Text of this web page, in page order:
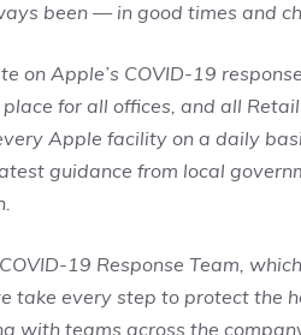
been — in good times and
on Apple’s COVID-19
for all offices, and all
Apple facility on a daily
guidance from local
19 Response Team,
take every step to protect the
with teams across the